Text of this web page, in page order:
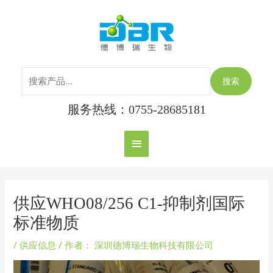
主
菜
单
搜索
服务热线：0755-28685181
供应WHO08/256 C1-抑制剂国际
标准物质
/供应信息 / 作者： 深圳德博瑞生物科技有限公司